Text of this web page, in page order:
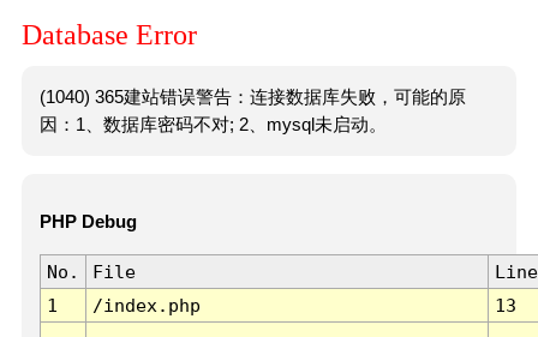
Database Error
(1040) 365建站错误警告：连接数据库失败，可能的原
因：1、数据库密码不对; 2、mysql未启动。
PHP Debug
No. File
Line
1
/index.php 13